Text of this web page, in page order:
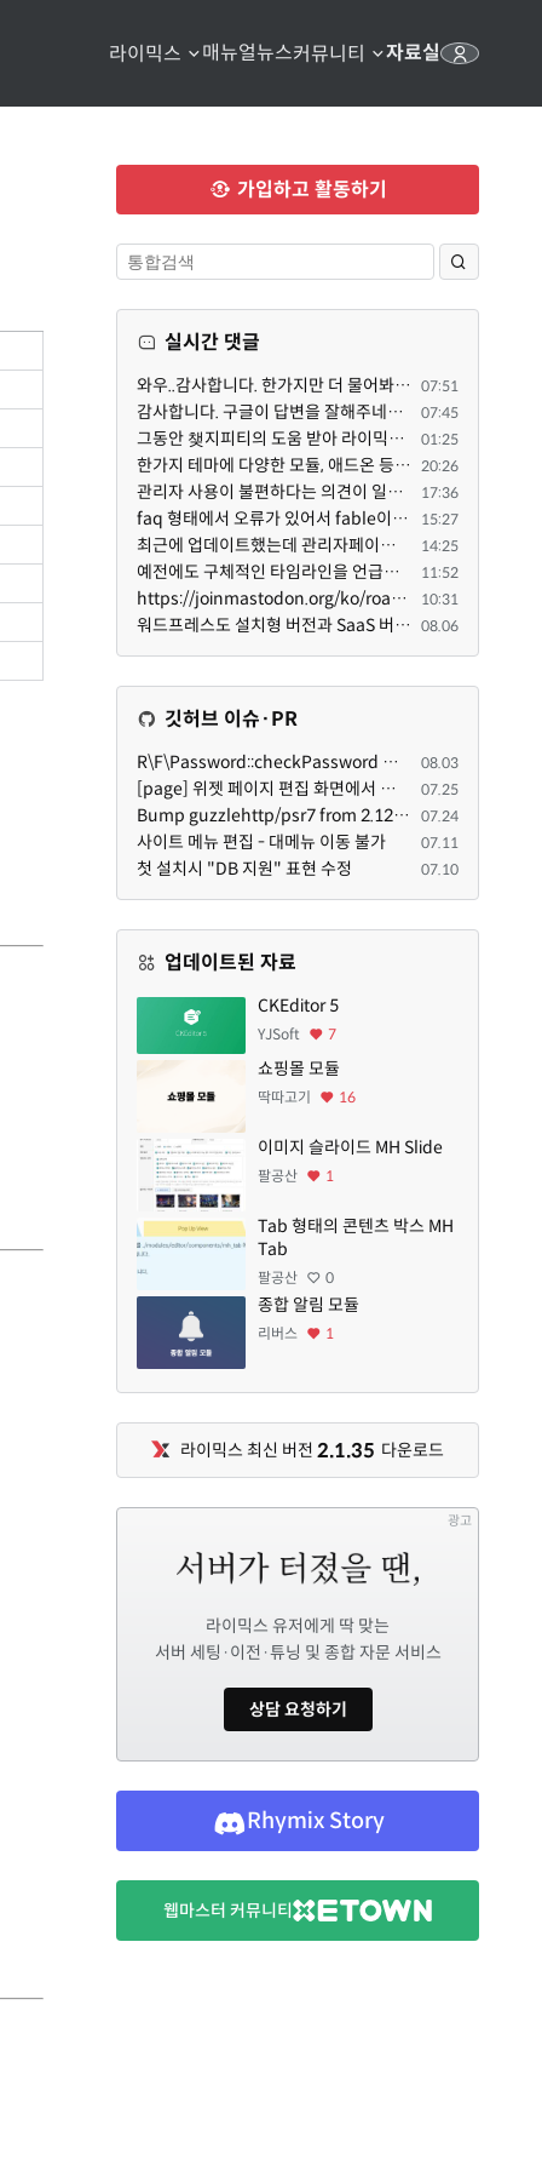
라이믹스 매뉴얼뉴스커뮤니티 자료실
가입하고 활동하기
실시간 댓글
와우..감사합니다. 한가지만 더 물어봐도 되겠는지요. Password.php 파일안에 클래스와 함수들은 순수 php ... 07:51
감사합니다. 구글이 답변을 잘해주네요. 저는 지금까지 md5 에 머물러 있었네요. md5는 구석기 알고리즘이 ... 07:45
그동안 챚지피티의 도움 받아 라이믹스 2.1.35 로 업그레이드 잘 한 것은 부인할 수 없는 사실입니다. 그런... 01:25
한가지 테마에 다양한 모듈, 애드온 등을 같이 사용하게 되면 의외로 어려운게 일관성이 있는 디자인의 유지... 20:26
관리자 사용이 불편하다는 의견이 일부 있어서 반영했습니다 ㅎㅎ 8.4이상도 지원될 수 있도록 10.5.2 혹은 ... 17:36
faq 형태에서 오류가 있어서 fable이 수정해 주었습니다. 참고하세요. 증상 FAQ형 목록에서 항목을 펼치면 ... 15:27
최근에 업데이트했는데 관리자페이지가 많이 달라졌네요 여기서 모듈 설치하려고 하니 php 8.4.14버전이라 8... 14:25
예전에도 구체적인 타임라인을 언급했다가 지키지 못한 것에 죄송한 마음이 있다 보니 (코어 개발/운영 자체... 11:52
https://joinmastodon.org/ko/roadmap 로드맵 이야기가 나온김에 적자면 공홈에 대략적인 로드맵이 공개되어... 10:31
워드프레스도 설치형 버전과 SaaS 버전(워드프레스닷컴)은 다른 점이 많습니다. SaaS로 제공한다면 GPL 라이... 08.06
깃허브 이슈·PR
R\F\Password::checkPassword 함수 해시 알고리즘을 암시적으로 호출하는 경우 Argon2id 해시 비교 실패 08.03
[page] 위젯 페이지 편집 화면에서 위젯이 Context의 module_info를 덮어쓰면 저장이 ERR_ACT_IS_NOT_STANDALONE으로 실패 07.25
Bump guzzlehttp/psr7 from 2.12.1 to 2.12.3 in /common 07.24
사이트 메뉴 편집 - 대메뉴 이동 불가 07.11
첫 설치시 "DB 지원" 표현 수정 07.10
업데이트된 자료
CKEditor 5
YJSoft 7
쇼핑몰 모듈
딱따고기 16
이미지 슬라이드 MH Slide
팔공산 1
Tab 형태의 콘텐츠 박스 MH
Tab
팔공산 0
종합 알림 모듈
리버스 1
라이믹스 최신 버전 2.1.35 다운로드
광고
라이믹스 유저에게 딱 맞는
서버 세팅·이전·튜닝 및 종합 자문 서비스
상담 요청하기
Rhymix Story
웹마스터 커뮤니티